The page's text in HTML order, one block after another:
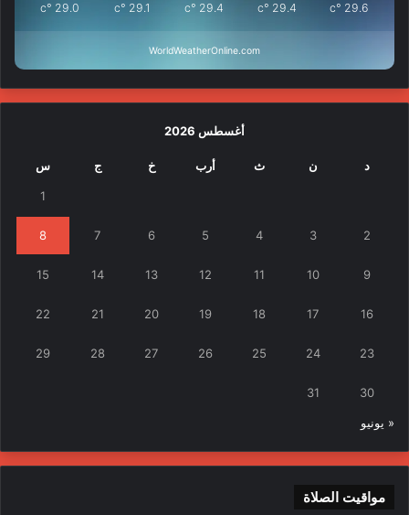
29.0
°c 29.1
°c 29.4
°c 29.4
°c 29.6
°c
WorldWeatherOnline.com
أغسطس 2026
د ن ث أرب خ ج س
1
2
3
4
5
6
7
8
9
10
11
12
13
14
15
16
17
18
19
20
21
22
23
24
25
26
27
28
29
30
31
« يونيو
مواقيت الصلاة